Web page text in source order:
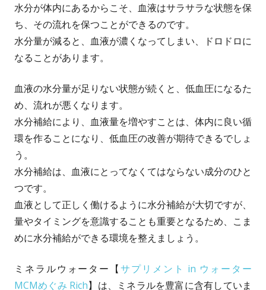
水分が体内にあるからこそ、血液はサラサラな状態を保
ち、その流れを保つことができるのです。
水分量が減ると、血液が濃くなってしまい、ドロドロに
なることがあります。
血液の水分量が足りない状態が続くと、低血圧になるた
め、流れが悪くなります。
水分補給により、血液量を増やすことは、体内に良い循
環を作ることになり、低血圧の改善が期待できるでしょ
う。
水分補給は、血液にとってなくてはならない成分のひと
つです。
血液として正しく働けるように水分補給が大切ですが、
量やタイミングを意識することも重要となるため、こま
めに水分補給ができる環境を整えましょう。
ミネラルウォーター【サプリメント in ウォーター
MCMめぐみ Rich】は、ミネラルを豊富に含有していま